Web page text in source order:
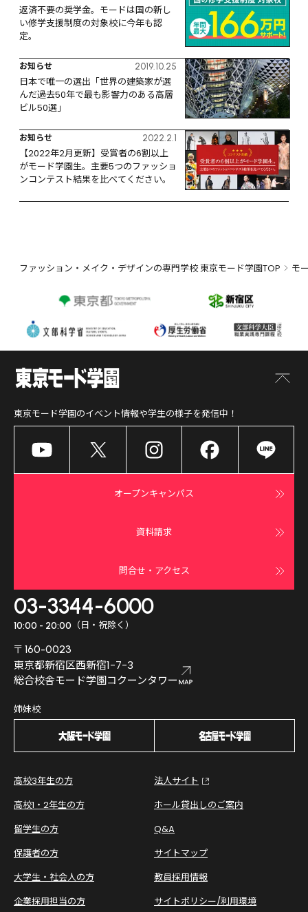
返済不要の奨学金。モードは国の新し
い修学支援制度の対象校に今年も認
定。
お知らせ 2019.10.25
日本で唯一の選出「世界の建築家が選
んだ過去50年で最も影響力のある高層
ビル50選」
お知らせ 2022.2.1
【2022年2月更新】受賞者の6割以上
がモード学園生。主要5つのファッショ
ンコンテスト結果を比べてください。
ファッション・メイク・デザインの専門学校 東京モード学園TOP モ
東京モード学園のイベント情報や学生の様子を発信中！
オープンキャンパス
資料請求
問合せ・アクセス
03-3344-6000
10:00 - 20:00 （日・祝除く）
〒160-0023
東京都新宿区西新宿1-7-3
総合校舎モード学園コクーンタワー
姉妹校
高校3年生の方
高校1・2年生の方
留学生の方
保護者の方
大学生・社会人の方
企業採用担当の方
法人サイト
ホール貸出しのご案内
Q&A
サイトマップ
教員採用情報
サイトポリシー/利用環境